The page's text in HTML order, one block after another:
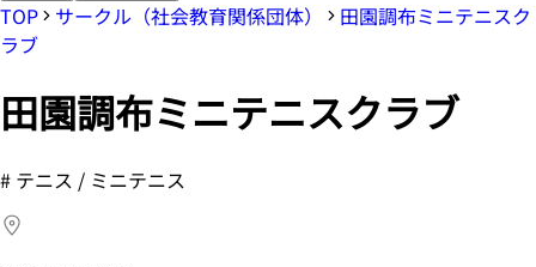
TOP サークル（社会教育関係団体）
田園調布ミニテニスク
ラブ
田園調布ミニテニスクラブ
# テニス / ミニテニス